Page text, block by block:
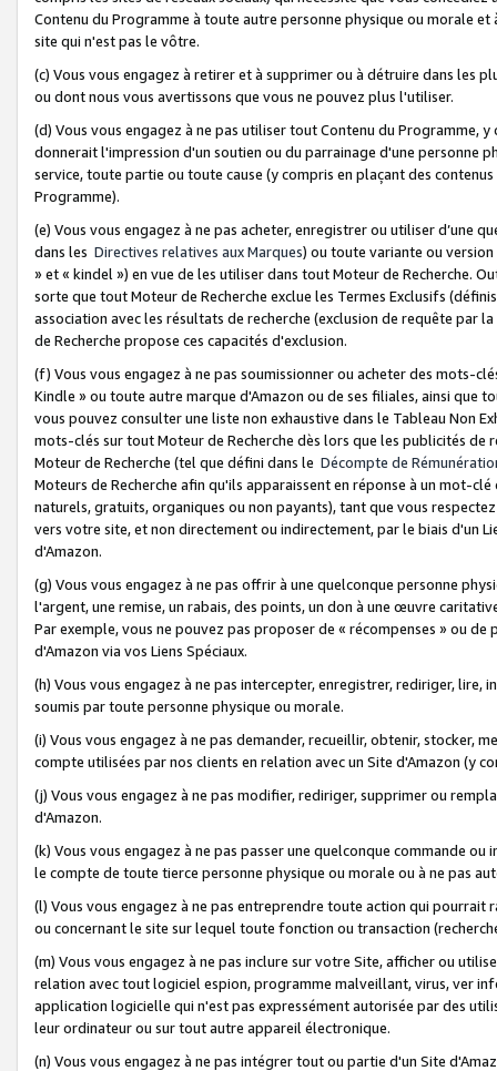
Contenu du Programme à toute autre personne physique ou morale
site qui n'est pas le vôtre.
(c) Vous vous engagez à retirer et à supprimer ou à détruire dans les
ou dont nous vous avertissons que vous ne pouvez plus l'utiliser.
(d) Vous vous engagez à ne pas utiliser tout Contenu du Programme,
donnerait l'impression d'un soutien ou du parrainage d'une personne
service, toute partie ou toute cause (y compris en plaçant des
Programme).
(e) Vous vous engagez à ne pas acheter, enregistrer ou utiliser d’une
dans les Directives relatives aux Marques) ou toute variante ou
» et « kindel ») en vue de les utiliser dans tout Moteur de Recherche.
sorte que tout Moteur de Recherche exclue les Termes Exclusifs
association avec les résultats de recherche (exclusion de requête
de Recherche propose ces capacités d'exclusion.
(f) Vous vous engagez à ne pas soumissionner ou acheter des mots-
Kindle » ou toute autre marque d'Amazon ou de ses filiales, ainsi que
vous pouvez consulter une liste non exhaustive dans le Tableau Non
mots-clés sur tout Moteur de Recherche dès lors que les publicités de
Moteur de Recherche (tel que défini dans le Décompte de
Moteurs de Recherche afin qu'ils apparaissent en réponse à un mot-
naturels, gratuits, organiques ou non payants), tant que vous
vers votre site, et non directement ou indirectement, par le biais d'un
d'Amazon.
(g) Vous vous engagez à ne pas offrir à une quelconque personne
l'argent, une remise, un rabais, des points, un don à une œuvre
Par exemple, vous ne pouvez pas proposer de « récompenses » ou
d'Amazon via vos Liens Spéciaux.
(h) Vous vous engagez à ne pas intercepter, enregistrer, rediriger,
soumis par toute personne physique ou morale.
(i) Vous vous engagez à ne pas demander, recueillir, obtenir, stocker,
compte utilisées par nos clients en relation avec un Site d'Amazon (y
(j) Vous vous engagez à ne pas modifier, rediriger, supprimer ou
d'Amazon.
(k) Vous vous engagez à ne pas passer une quelconque commande
le compte de toute tierce personne physique ou morale ou à ne pas
(l) Vous vous engagez à ne pas entreprendre toute action qui
ou concernant le site sur lequel toute fonction ou transaction
(m) Vous vous engagez à ne pas inclure sur votre Site, afficher ou
relation avec tout logiciel espion, programme malveillant, virus, ver
application logicielle qui n'est pas expressément autorisée par des
leur ordinateur ou sur tout autre appareil électronique.
(n) Vous vous engagez à ne pas intégrer tout ou partie d'un Site